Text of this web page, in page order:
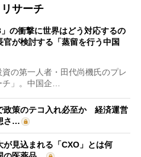
サーチ
の衝撃に世界はどう対応するの
が検討する「蒸留を行う中国
の第一人者・田代尚機氏のプレ
」。中国企…
政策のテコ入れ必至か 経済運営
さ…
見込まれる「CXO」とは何